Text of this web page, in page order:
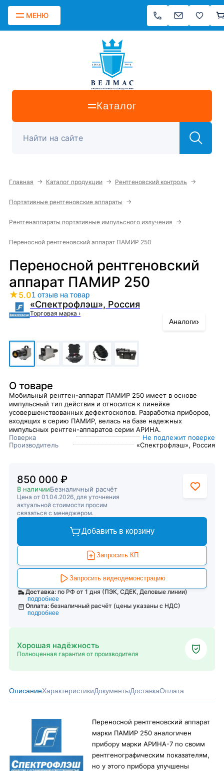
МЕНЮ
Каталог
Главная → Каталог продукции → Рентгеновский контроль →
Портативные рентгеновские аппараты →
Рентгенаппараты портативные импульсного излучения →
Переносной рентгеновский аппарат ПАМИР 250
Переносной рентгеновский
аппарат ПАМИР 250
★5.01 отзыв на товар
«Спектрофлэш», Россия
Торговая марка ›
Аналоги›
О товаре
Мобильный рентген-аппарат ПАМИР 250 имеет в основе
импульсный тип действия и относится к линейке
усовершенствованных дефектоскопов. Разработка приборов,
входящих в серию ПАМИР, велась на базе надежных
импульсных рентген-аппаратов серии АРИНА.
Поверка
Не подлежит поверке
Производитель
«Спектрофлэш», Россия
850 000 ₽
В наличииБезналичный расчёт
Цена от 01.04.2026, для уточнения
актуальной стоимости просим
связаться с менеджером.
Добавить в корзину
Запросить КП
Запросить видеодемонстрацию
Доставка: по РФ от 1 дня (ПЭК, СДЕК, Деловые линии)
подробнее
Оплата: безналичный расчёт (цены указаны с НДС)
подробнее
Хорошая надёжность
Полноценная гарантия от производителя
ОписаниеХарактеристикиДокументыДоставкаОплата
Переносной рентгеновский аппарат
марки ПАМИР 250 аналогичен
прибору марки АРИНА-7 по своим
рентгенографическим показателям,
но у этого прибора улучшены